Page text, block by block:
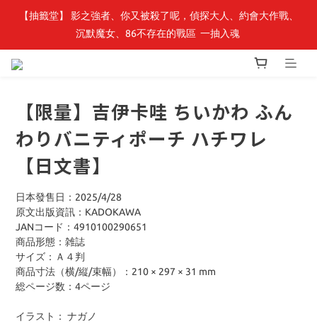
最新開賣🔥「全知讀者視角」 周邊商品
【抽籤堂】 影之強者、你又被殺了呢，偵探大人、約會大作戰、
沉默魔女、86不存在的戰區  一抽入魂
【限量】吉伊卡哇 ちいかわ ふん
わりバニティポーチ ハチワレ
【日文書】
日本發售日：2025/4/28
原文出版資訊：KADOKAWA
JANコード：4910100290651
商品形態：雑誌
サイズ：Ａ４判
商品寸法（横/縦/束幅）：210 × 297 × 31 mm
総ページ数：4ページ
イラスト： ナガノ